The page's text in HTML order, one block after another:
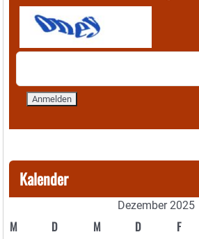
Kalender
Dezember 2025
M D M D F